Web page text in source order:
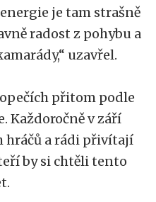
je tam strašně
radost z pohybu a
uzavřel.
přitom podle
Každoročně v září
hráčů a rádi přivítají
by si chtěli tento